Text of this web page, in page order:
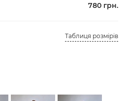
780 грн.
Таблиця розмірів